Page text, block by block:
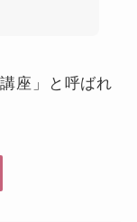
座」と呼ばれ